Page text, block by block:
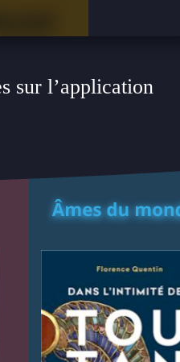
sur l’application